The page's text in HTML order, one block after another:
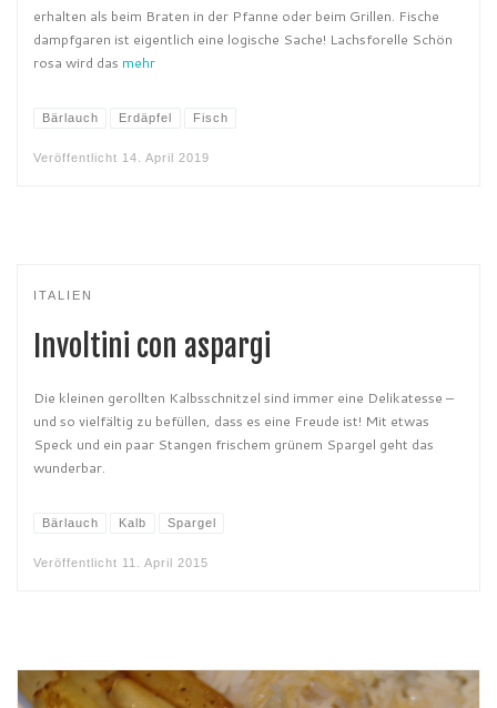
erhalten als beim Braten in der Pfanne oder beim Grillen. Fische
dampfgaren ist eigentlich eine logische Sache! Lachsforelle Schön
rosa wird das mehr
Bärlauch Erdäpfel Fisch
Veröffentlicht 14. April 2019
ITALIEN
Involtini con aspargi
Die kleinen gerollten Kalbsschnitzel sind immer eine Delikatesse –
und so vielfältig zu befüllen, dass es eine Freude ist! Mit etwas
Speck und ein paar Stangen frischem grünem Spargel geht das
wunderbar.
Bärlauch Kalb Spargel
Veröffentlicht 11. April 2015